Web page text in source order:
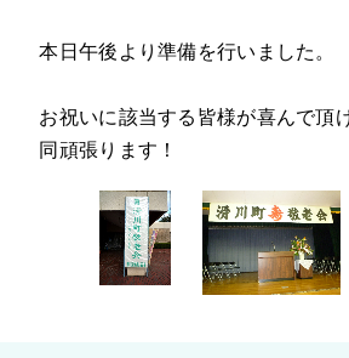
本日午後より準備を行いました。
お祝いに該当する皆様が喜んで頂
同頑張ります！